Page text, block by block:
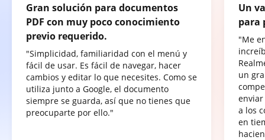
Gran solución para documentos
PDF con muy poco conocimiento
previo requerido.
"Simplicidad, familiaridad con el menú y
fácil de usar. Es fácil de navegar, hacer
cambios y editar lo que necesites. Como se
utiliza junto a Google, el documento
siempre se guarda, así que no tienes que
preocuparte por ello."
Un
para
"Me
un
a los
en